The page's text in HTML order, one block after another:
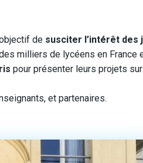
de susciter l’intérêt des
milliers de lycéens en France
pour présenter leurs projets
et partenaires.